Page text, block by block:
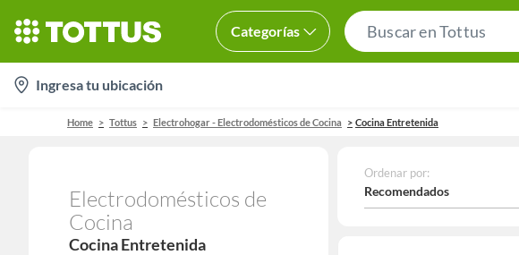
Categorías
location-
icon
Ingresa tu ubicación
Home Tottus Electrohogar - Electrodomésticos de Cocina Cocina Entretenida
Electrodomésticos de
Cocina
Cocina Entretenida
Ordenar por:
Recomendados